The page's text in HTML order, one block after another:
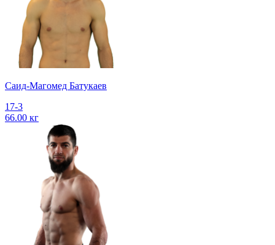
Саид-Магомед Батукаев
17-3
66.00 кг